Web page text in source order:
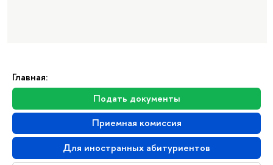
Главная:
Подать документы
Приемная комиссия
Для иностранных абитуриентов